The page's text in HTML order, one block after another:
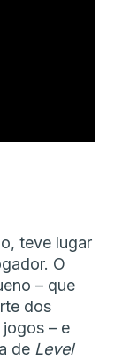
teve lugar
O
– que
dos
– e
de Level